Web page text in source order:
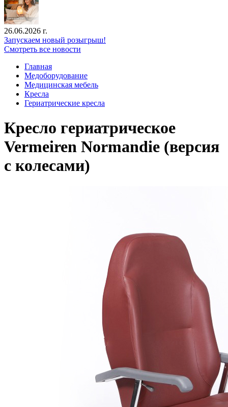
26.06.2026 г.
Запускаем новый розыгрыш!
Смотреть все новости
Главная
Медоборудование
Медицинская мебель
Кресла
Гериатрические кресла
Кресло гериатрическое
Vermeiren Normandie (версия
с колесами)